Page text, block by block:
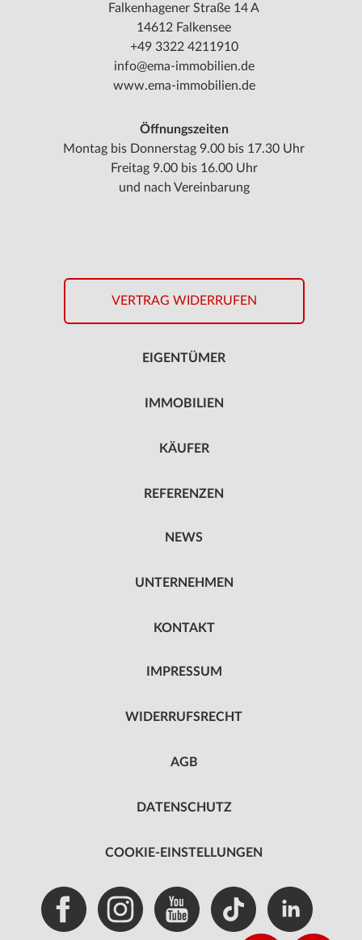
Falkenhagener Straße 14 A
14612 Falkensee
+49 3322 4211910
info@ema-immobilien.de
www.ema-immobilien.de
Öffnungszeiten
Montag bis Donnerstag 9.00 bis 17.30 Uhr
Freitag 9.00 bis 16.00 Uhr
und nach Vereinbarung
VERTRAG WIDERRUFEN
EIGENTÜMER
IMMOBILIEN
KÄUFER
REFERENZEN
NEWS
UNTERNEHMEN
KONTAKT
IMPRESSUM
WIDERRUFSRECHT
AGB
DATENSCHUTZ
COOKIE-EINSTELLUNGEN